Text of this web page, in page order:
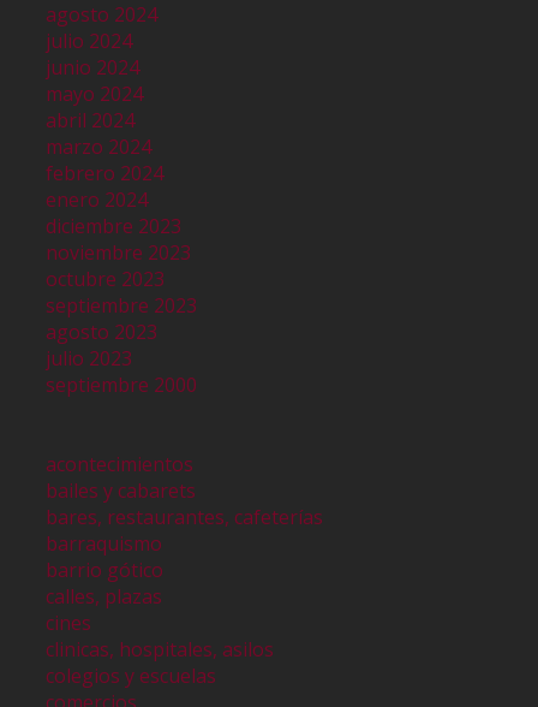
agosto 2024
julio 2024
junio 2024
mayo 2024
abril 2024
marzo 2024
febrero 2024
enero 2024
diciembre 2023
noviembre 2023
octubre 2023
septiembre 2023
agosto 2023
julio 2023
septiembre 2000
acontecimientos
bailes y cabarets
bares, restaurantes, cafeterías
barraquismo
barrio gótico
calles, plazas
cines
clinicas, hospitales, asilos
colegios y escuelas